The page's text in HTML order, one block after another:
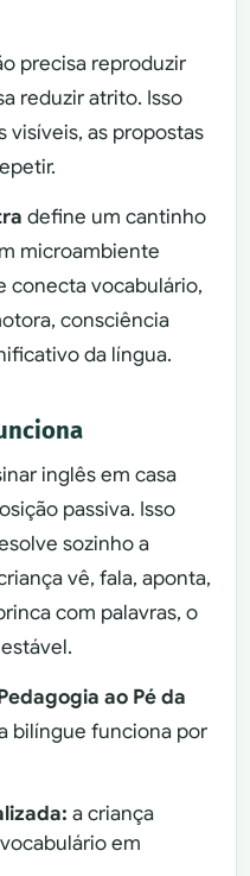
precisa reproduzir
reduzir atrito. Isso
visíveis, as propostas
define um cantinho
microambiente
conecta vocabulário,
consciência
da língua.
inglês em casa
passiva. Isso
sozinho a
vê, fala, aponta,
com palavras, o
ao Pé da
bilíngue funciona por
a criança
em